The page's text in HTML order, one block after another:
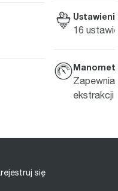
16
Zapewnia
ekstrakcji
się